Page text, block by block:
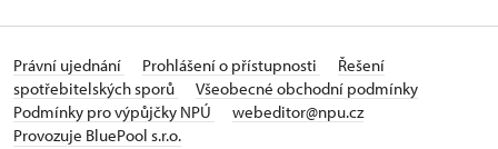
Právní ujednání Prohlášení o přístupnosti
Řešení
spotřebitelských sporů
Všeobecné obchodní podmínky
Podmínky pro výpůjčky NPÚ
webeditor@npu.cz
Provozuje BluePool s.r.o.